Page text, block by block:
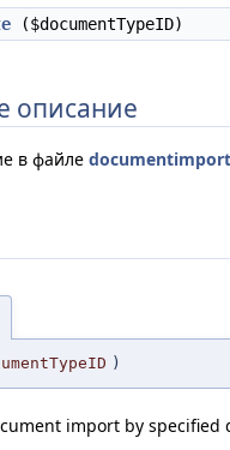
($documentTypeID)
описание
в файле
)
import by specified